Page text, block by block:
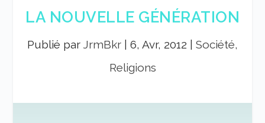
LA NOUVELLE GÉNÉRATION
Publié par JrmBkr 6, Avr, 2012
Société,
Religions